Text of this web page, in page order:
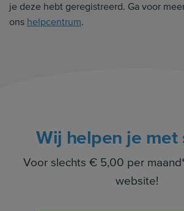
je deze hebt geregistreerd. Ga voor
ons helpcentrum.
Wij helpen je met
Voor slechts € 5,00 per
website!